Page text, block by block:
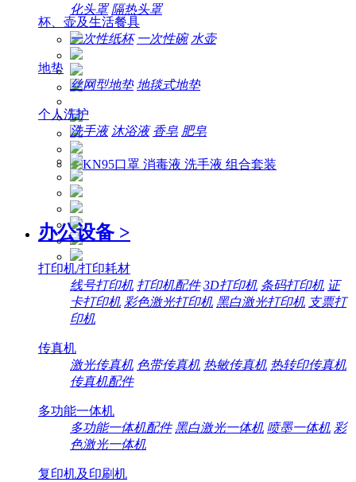
化头罩 隔热头罩
杯、壶及生活餐具
一次性纸杯 一次性碗 水壶
地垫
丝网型地垫 地毯式地垫
个人洗护
洗手液 沐浴液 香皂 肥皂
办公设备 >
打印机/打印耗材
线号打印机 打印机配件 3D打印机 条码打印机 证
卡打印机 彩色激光打印机 黑白激光打印机 支票打
印机
传真机
激光传真机 色带传真机 热敏传真机 热转印传真机
传真机配件
多功能一体机
多功能一体机配件 黑白激光一体机 喷墨一体机 彩
色激光一体机
复印机及印刷机